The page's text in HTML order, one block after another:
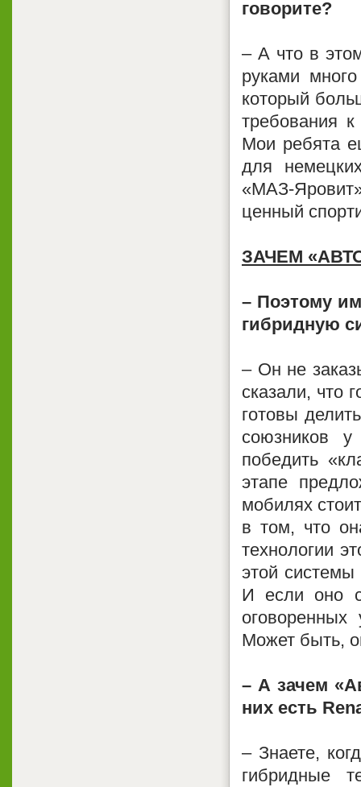
говорите?
– А что в
руками
который
требования
Мои ребята
для
«МАЗ-
ценный
ЗАЧЕМ
– Поэтому
гибридную
– Он не
сказали, что
готовы
союзников
победить
этапе
мобилях
в том, что
технологии
этой
И если оно
Может быть,
– А зачем
них есть
– Знаете,
гибридные